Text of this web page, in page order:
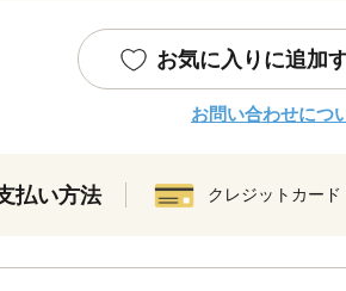
お気に入りに追加
お問い合わせにつ
払い方法 クレジットカード